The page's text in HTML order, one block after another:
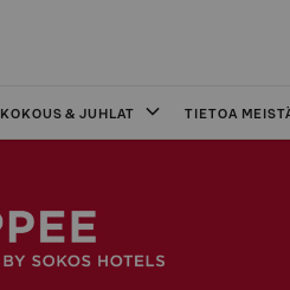
KOKOUS & JUHLAT TIETOA